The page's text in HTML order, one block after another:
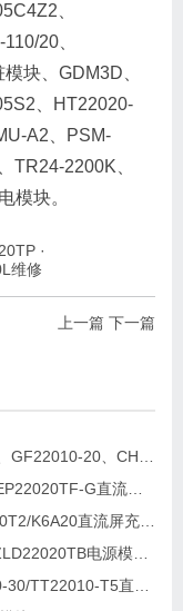
、
20、
块、GDM3D、
、HT22020-
A2、PSM-
TR24-2200K、
模块。
·
维修
上一篇 下一篇
2026年华科电源维修更换XLY-22007M、GF22010-20、CHR-22020直流屏充电模块
新疆，西藏，河北K3B05L/H110R05T/EP22020TF-G直流屏充电模块维修更换
新疆、广东、广西XLY-22007M/IR11020T2/K6A20直流屏充电模块维修更换
湖南、广东、新疆PMI-SA/RT22010F/ZLD22020TB电源模块维修更换
湖南、新疆、河北YM11020Z/GF22010-30/TT22010-T5直流屏充电模块维修更换